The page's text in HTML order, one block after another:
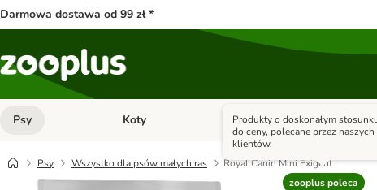
Darmowa dostawa od 99 zł *
Psy Otwórz menu kategorii: Psy
Koty Otwórz menu kategorii: Koty
Małe zwierzęta
Psy Wszystko dla psów małych ras
Royal Canin Mini Exigent
zooplus poleca
Produkty o doskonałym
do ceny, polecane przez naszych
klientów.